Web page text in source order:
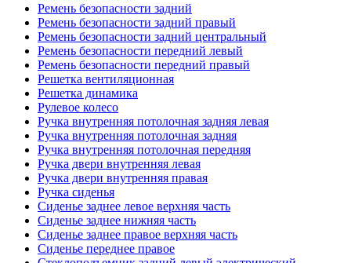
Ремень безопасности задний
Ремень безопасности задний правый
Ремень безопасности задний центральный
Ремень безопасности передний левый
Ремень безопасности передний правый
Решетка вентиляционная
Решетка динамика
Рулевое колесо
Ручка внутренняя потолочная задняя левая
Ручка внутренняя потолочная задняя
Ручка внутренняя потолочная передняя
Ручка двери внутренняя левая
Ручка двери внутренняя правая
Ручка сиденья
Сиденье заднее левое верхняя часть
Сиденье заднее нижняя часть
Сиденье заднее правое верхняя часть
Сиденье переднее правое